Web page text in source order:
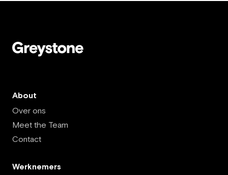
About
Over ons
Meet the Team
Contact
Werknemers